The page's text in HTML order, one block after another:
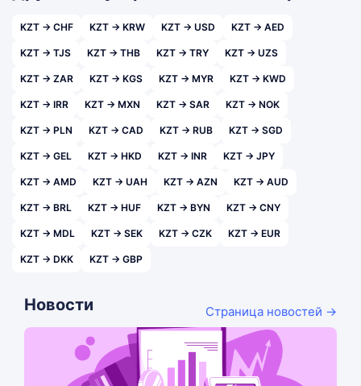
KZT → CHF KZT → KRW KZT → USD KZT → AED
KZT → TJS KZT → THB KZT → TRY KZT → UZS
KZT → ZAR KZT → KGS KZT → MYR KZT → KWD
KZT → IRR KZT → MXN KZT → SAR KZT → NOK
KZT → PLN KZT → CAD KZT → RUB KZT → SGD
KZT → GEL KZT → HKD KZT → INR KZT → JPY
KZT → AMD KZT → UAH KZT → AZN KZT → AUD
KZT → BRL KZT → HUF KZT → BYN KZT → CNY
KZT → MDL KZT → SEK KZT → CZK KZT → EUR
KZT → DKK KZT → GBP
Новости Страница новостей →